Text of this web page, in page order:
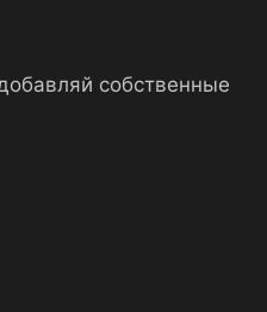
собственные